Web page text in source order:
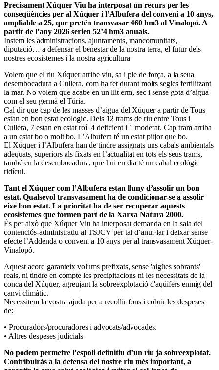
Precisament Xúquer Viu ha interposat un recurs per les
conseqüències per al Xúquer i l’Albufera del conveni a 10 anys,
ampliable a 25, que pretén transvasar 460 hm3 al Vinalopó. A
partir de l’any 2026 serien 52’4 hm3 anuals.
Instem les administracions, ajuntaments, mancomunitats,
diputació… a defensar el benestar de la nostra terra, el futur dels
nostres ecosistemes i la nostra agricultura.
Volem que el riu Xúquer arribe viu, sa i ple de força, a la seua
desembocadura a Cullera, com ha fet durant molts segles fertilitzant
la mar. No volem que acabe en un llit erm, sec i sense gota d’aigua
com el seu germà el Túria.
Cal dir que cap de les masses d’aigua del Xúquer a partir de Tous
estan en bon estat ecològic. Dels 12 trams de riu entre Tous i
Cullera, 7 estan en estat roí, 4 deficient i 1 moderat. Cap tram arriba
a un estat bo o molt bo. L’Albufera té un estat pitjor que bo.
El Xúquer i l’Albufera han de tindre assignats uns cabals ambientals
adequats, superiors als fixats en l’actualitat en tots els seus trams,
també en la desembocadura, que hui en dia té un cabal ecològic
ridícul.
Tant el Xúquer com l’Albufera estan lluny d’assolir un bon
estat. Qualsevol transvasament ha de condicionar-se a assolir
eixe bon estat. La prioritat ha de ser recuperar aquests
ecosistemes que formen part de la Xarxa Natura 2000.
És per això que Xúquer Viu ha interposat demanda en la sala del
contenciós-administratiu al TSJCV per tal d’anul·lar i deixar sense
efecte l’Addenda o conveni a 10 anys per al transvasament Xúquer-
Vinalopó.
Aquest acord garanteix volums prefixats, sense 'aigües sobrants'
reals, ni tindre en compte les precipitacions ni les necessitats de la
conca del Xúquer, agreujant la sobreexplotació d'aqüífers enmig del
canvi climàtic.
Necessitem la vostra ajuda per a recollir fons i cobrir les despeses
de:
• Procuradors/procuradores i advocats/advocades.
• Altres despeses judicials
No podem permetre l’espoli definitiu d’un riu ja sobreexplotat.
Contribuiràs a la defensa del nostre riu més important, a